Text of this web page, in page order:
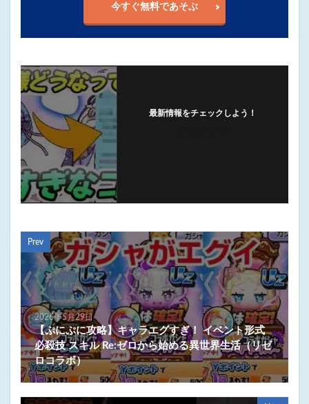
今すぐ無料であそぶ
最新情報をチェックしよう！
Prev
2026年5月29日
【ぷにぷに攻略】キャラエグすぎ！ イベント形式
必殺技 スキル Re:ゼロから始める異世界生活（リゼ
ロコラボ）